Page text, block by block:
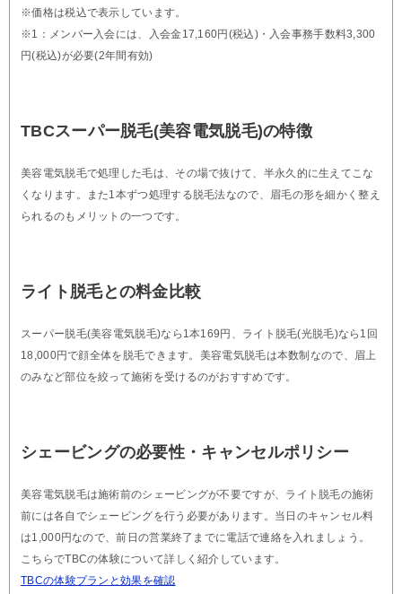
※価格は税込で表示しています。
※1：メンバー入会には、入会金17,160円(税込)・入会事務手数料3,300
円(税込)が必要(2年間有効)
TBCスーパー脱毛(美容電気脱毛)の特徴
美容電気脱毛で処理した毛は、その場で抜けて、半永久的に生えてこな
くなります。また1本ずつ処理する脱毛法なので、眉毛の形を細かく整え
られるのもメリットの一つです。
ライト脱毛との料金比較
スーパー脱毛(美容電気脱毛)なら1本169円、ライト脱毛(光脱毛)なら1回
18,000円で顔全体を脱毛できます。美容電気脱毛は本数制なので、眉上
のみなど部位を絞って施術を受けるのがおすすめです。
シェービングの必要性・キャンセルポリシー
美容電気脱毛は施術前のシェービングが不要ですが、ライト脱毛の施術
前には各自でシェービングを行う必要があります。当日のキャンセル料
は1,000円なので、前日の営業終了までに電話で連絡を入れましょう。
こちらでTBCの体験について詳しく紹介しています。
TBCの体験プランと効果を確認